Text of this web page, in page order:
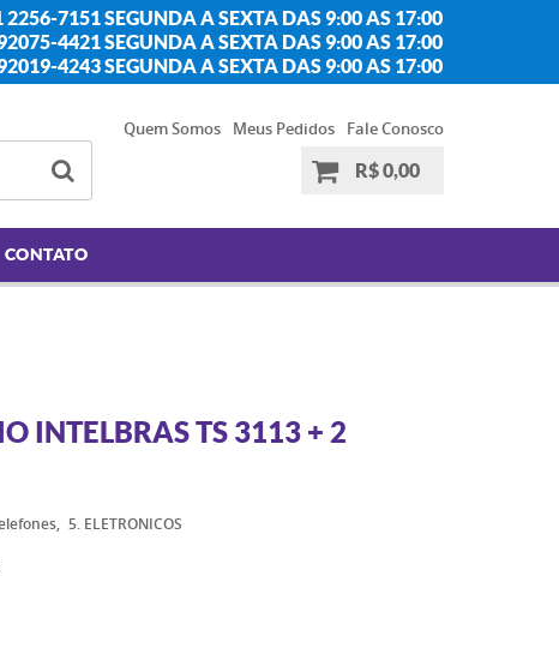
2256-7151 SEGUNDA A SEXTA DAS 9:00 AS 17:00
4421 SEGUNDA A SEXTA DAS 9:00 AS 17:00
4243 SEGUNDA A SEXTA DAS 9:00 AS 17:00
Quem Somos Meus Pedidos
Fale Conosco
R$ 0,00
CONTATO
INTELBRAS TS 3113 + 2
5. ELETRONICOS